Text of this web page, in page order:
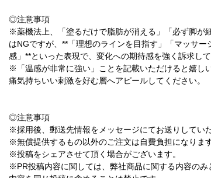
◎注意事項
※薬機法上、「塗るだけで脂肪が消える」「必ず脚が
はNGですが、**「理想のラインを目指す」「マッサ
感」**といった表現で、変化への期待感を強く訴求し
※「温感が非常に強い」ことを記載いただけると嬉しい
痛気持ちいい刺激を好む層へアピールしてください。
◎注意事項
※採用後、郵送先情報をメッセージにてお送りしてい
※無償提供するもの以外のご注文は自費負担になります
※投稿をシェアさせて頂く場合がございます。
※PR投稿内容に関しては、弊社商品に関する内容のみ